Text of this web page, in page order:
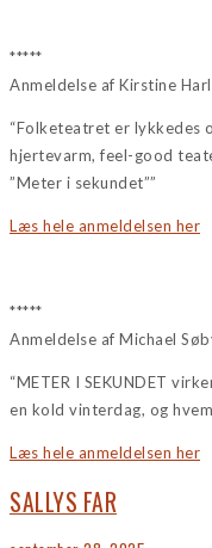
*****
Anmeldelse af Kirstine
“Folketeatret er lykkedes
hjertevarm, feel-good
”Meter i sekundet””
Læs hele anmeldelsen her
*****
Anmeldelse af Michael
“METER I SEKUNDET
en kold vinterdag, og
Læs hele anmeldelsen her
SALLYS FAR